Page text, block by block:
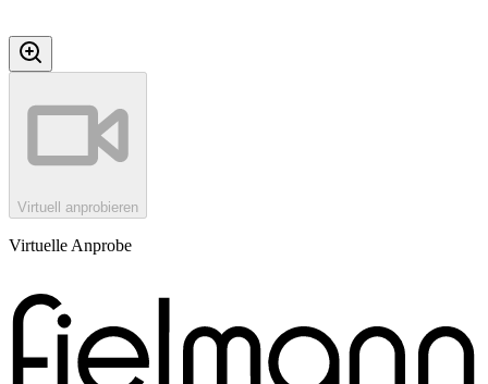
Virtuell anprobieren
Virtuelle Anprobe